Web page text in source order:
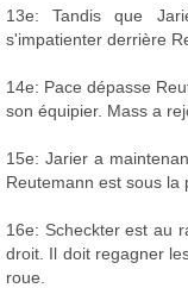
13e: Tandis que
s'impatienter derrière
14e: Pace dépasse
son équipier. Mass a
15e: Jarier a
Reutemann est sous la
16e: Scheckter est au
droit. Il doit regagner
roue.